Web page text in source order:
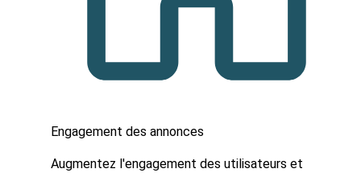
Engagement des annonces
Augmentez l'engagement des utilisateurs et